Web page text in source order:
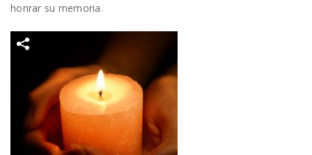
honrar su memoria.